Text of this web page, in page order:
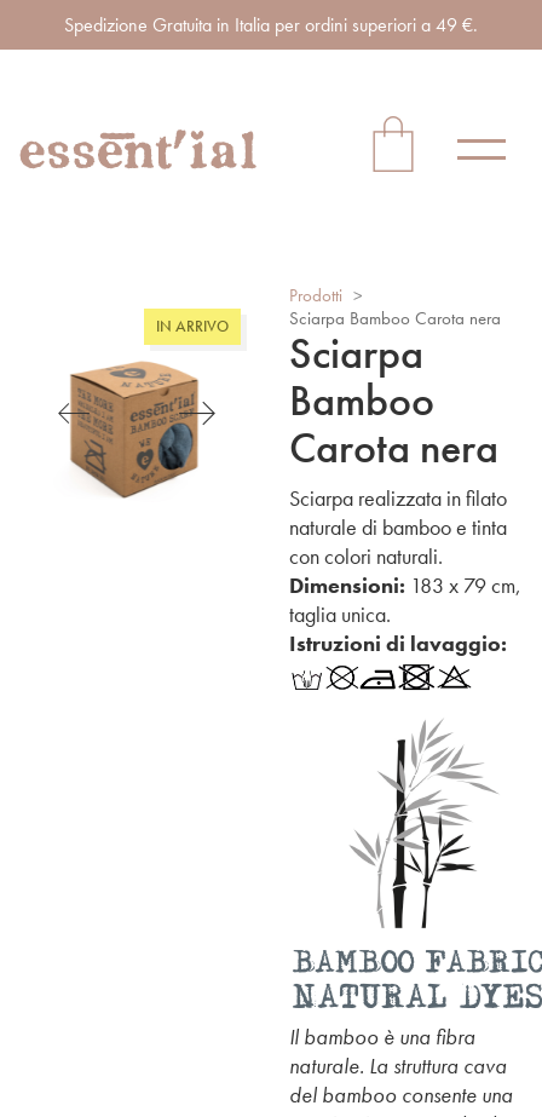
Spedizione Gratuita in Italia per ordini superiori a 49 €.
IN ARRIVO
Prodotti >
Sciarpa Bamboo Carota nera
Sciarpa
Bamboo
Carota nera
Sciarpa realizzata in filato
naturale di bamboo e tinta
con colori naturali.
Dimensioni: 183 x 79 cm,
taglia unica.
Istruzioni di lavaggio:
Il bamboo è una fibra
naturale. La struttura cava
del bamboo consente una